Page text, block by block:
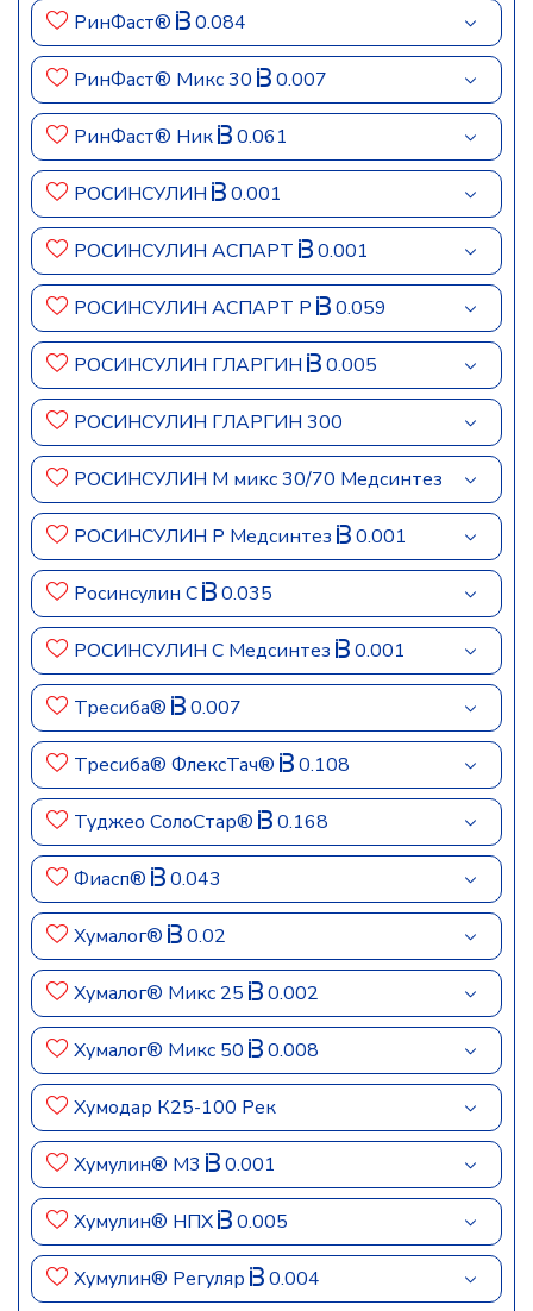
РинФаст® 0.084
РинФаст® Микс 30 0.007
РинФаст® Ник 0.061
РОСИНСУЛИН 0.001
РОСИНСУЛИН АСПАРТ 0.001
РОСИНСУЛИН АСПАРТ Р 0.059
РОСИНСУЛИН ГЛАРГИН 0.005
РОСИНСУЛИН ГЛАРГИН 300
РОСИНСУЛИН М микс 30/70 Медсинтез
РОСИНСУЛИН Р Медсинтез 0.001
Росинсулин С 0.035
РОСИНСУЛИН С Медсинтез 0.001
Тресиба® 0.007
Тресиба® ФлексТач® 0.108
Туджео СолоСтар® 0.168
Фиасп® 0.043
Хумалог® 0.02
Хумалог® Микс 25 0.002
Хумалог® Микс 50 0.008
Хумодар К25-100 Рек
Хумулин® М3 0.001
Хумулин® НПХ 0.005
Хумулин® Регуляр 0.004